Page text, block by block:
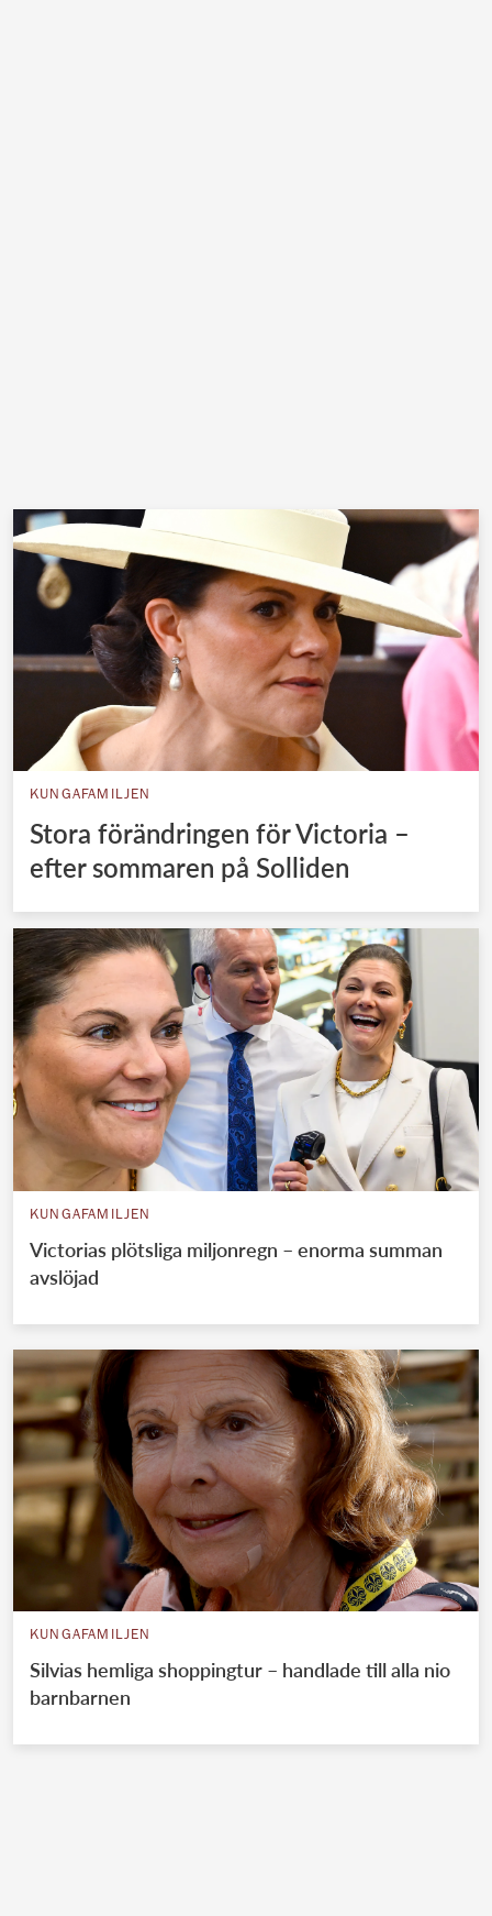
KUNGAFAMILJEN
Stora förändringen för Victoria –
efter sommaren på Solliden
KUNGAFAMILJEN
Victorias plötsliga miljonregn – enorma summan
avslöjad
KUNGAFAMILJEN
Silvias hemliga shoppingtur – handlade till alla nio
barnbarnen